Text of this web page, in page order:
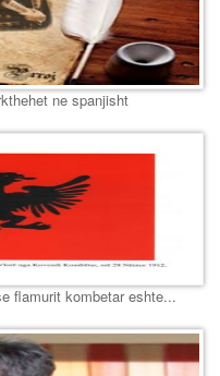
ne spanjisht
flamurit kombetar eshte...